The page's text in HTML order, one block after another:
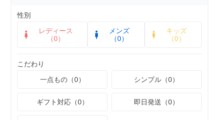
性別
レディース
（0）
メンズ
（0）
キッズ
（0）
こだわり
一点もの（0）
シンプル（0）
ギフト対応（0） 即日発送（0）